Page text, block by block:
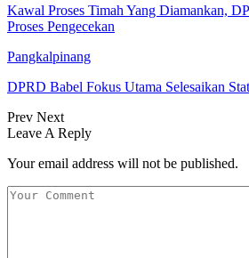
Kawal Proses Timah Yang Diamankan,
Proses Pengecekan
Pangkalpinang
DPRD Babel Fokus Utama Selesaikan
Prev Next
Leave A Reply
Your email address will not be published.